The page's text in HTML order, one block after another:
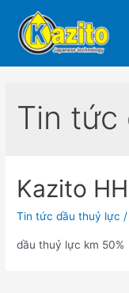
Tin tức
Kazito
Tin tức dầu thuỷ lực
dầu thuỷ lực km 50%